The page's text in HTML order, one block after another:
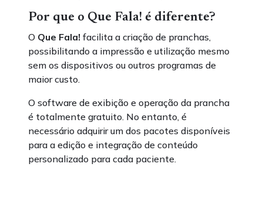
Por que o Que Fala! é diferente?
O Que Fala! facilita a criação de pranchas,
possibilitando a impressão e utilização mesmo
sem os dispositivos ou outros programas de
maior custo.
O software de exibição e operação da prancha
é totalmente gratuito. No entanto, é
necessário adquirir um dos pacotes disponíveis
para a edição e integração de conteúdo
personalizado para cada paciente.